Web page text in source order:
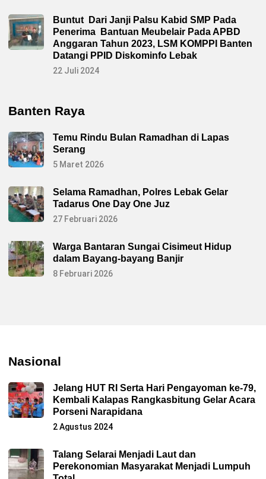
Buntut Dari Janji Palsu Kabid SMP Pada
Penerima Bantuan Meubelair Pada APBD
Anggaran Tahun 2023, LSM KOMPPI Banten
Datangi PPID Diskominfo Lebak
22 Juli 2024
Banten Raya
Temu Rindu Bulan Ramadhan di Lapas
Serang
5 Maret 2026
Selama Ramadhan, Polres Lebak Gelar
Tadarus One Day One Juz
27 Februari 2026
Warga Bantaran Sungai Cisimeut Hidup
dalam Bayang-bayang Banjir
8 Februari 2026
Nasional
Jelang HUT RI Serta Hari Pengayoman ke-79,
Kembali Kalapas Rangkasbitung Gelar Acara
Porseni Narapidana
2 Agustus 2024
Talang Selarai Menjadi Laut dan
Perekonomian Masyarakat Menjadi Lumpuh